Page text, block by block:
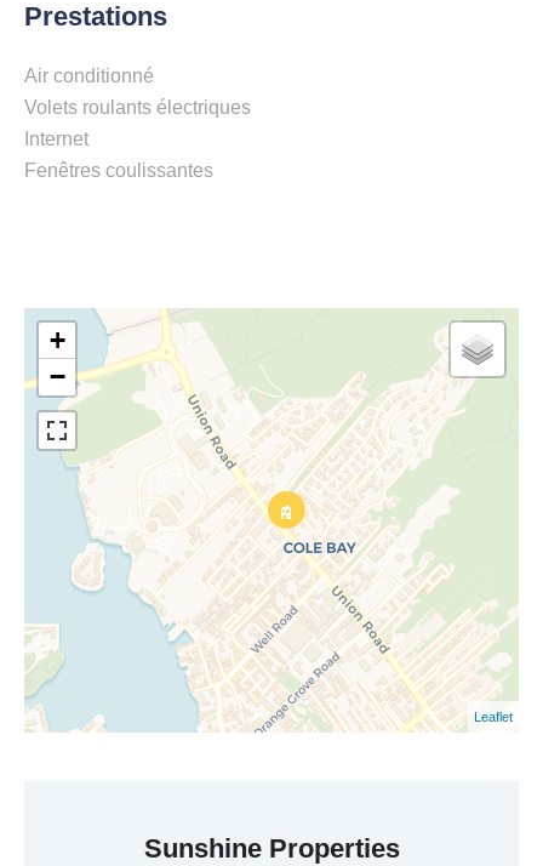
Prestations
Air conditionné
Volets roulants électriques
Internet
Fenêtres coulissantes
+
−
Leaflet
Sunshine Properties